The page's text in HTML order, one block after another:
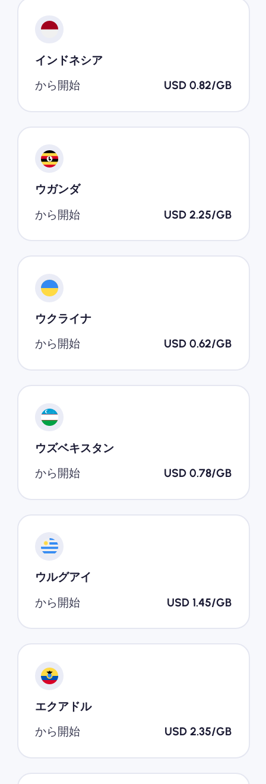
インドネシア
から開始
USD 0.82/GB
ウガンダ
から開始
USD 2.25/GB
ウクライナ
から開始
USD 0.62/GB
ウズベキスタン
から開始
USD 0.78/GB
ウルグアイ
から開始
USD 1.45/GB
エクアドル
から開始
USD 2.35/GB